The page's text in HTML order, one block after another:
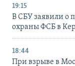
19:15
В СБУ заявили о
охраны ФСБ в
18:44
При взрыве в